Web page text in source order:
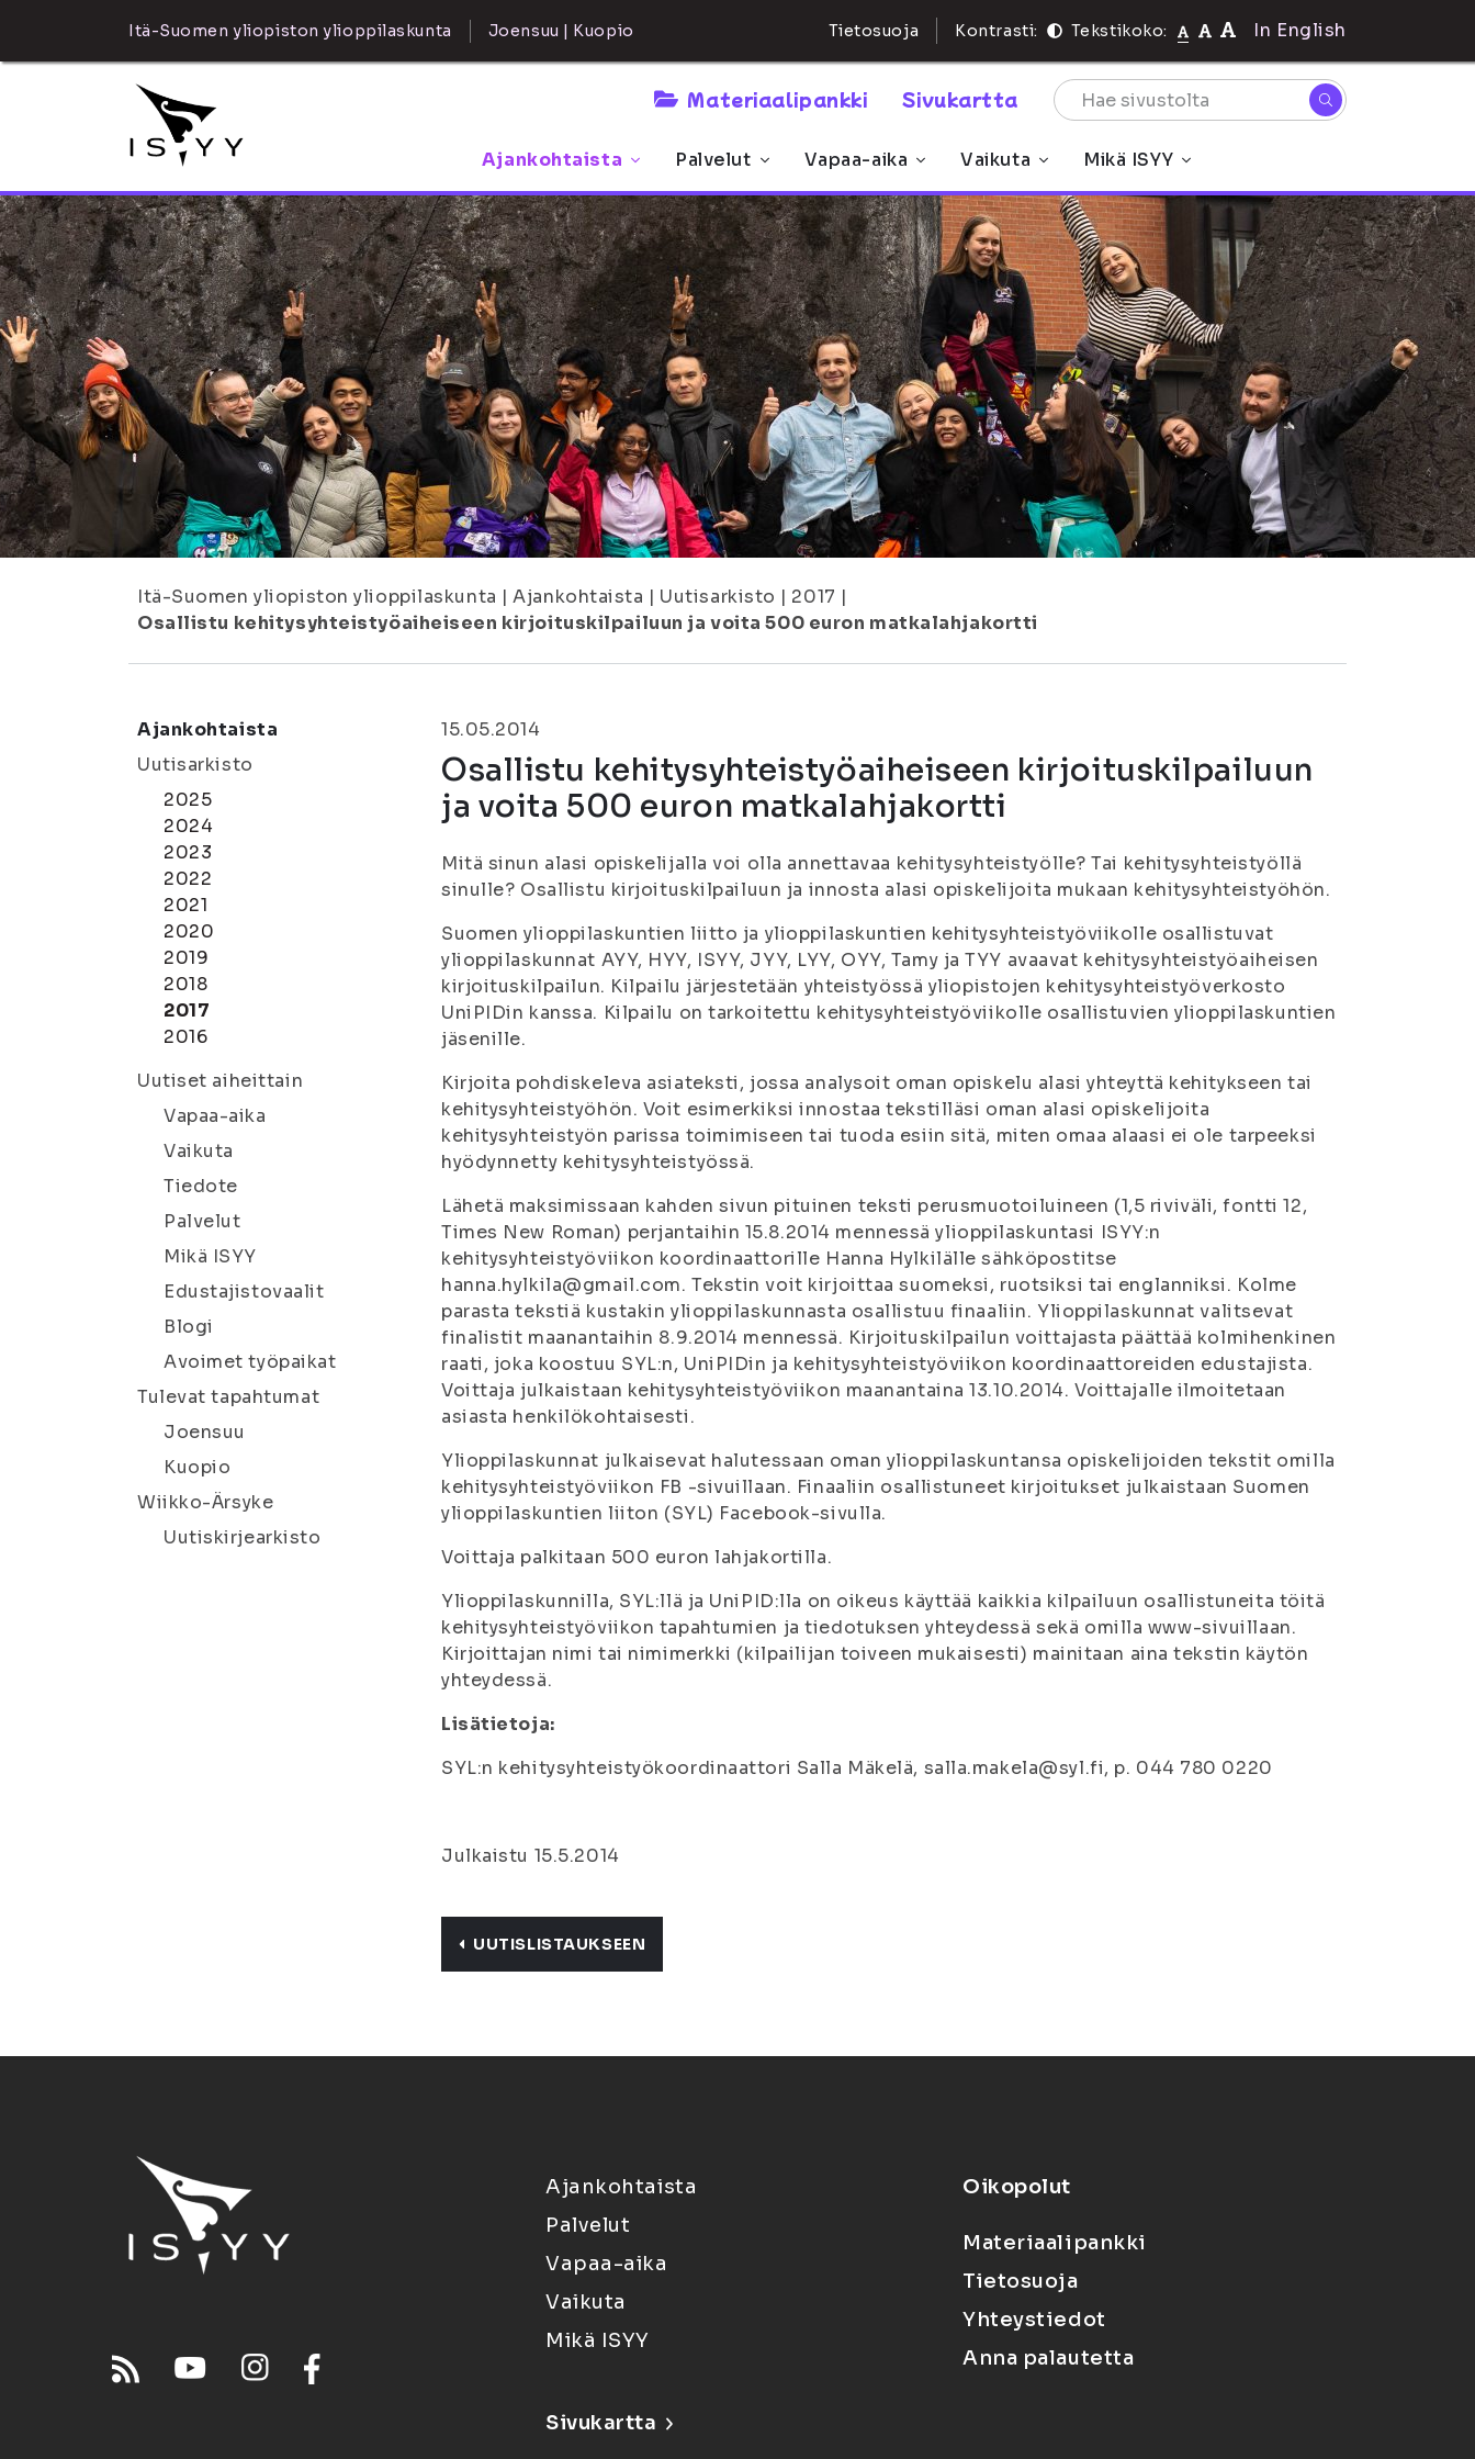
Itä-Suomen yliopiston ylioppilaskunta Joensuu | Kuopio Tietosuoja Kontrasti: Tekstikoko: In English
Materiaalipankki Sivukartta
Ajankohtaista Palvelut Vapaa-aika Vaikuta Mikä ISYY
Itä-Suomen yliopiston ylioppilaskunta | Ajankohtaista | Uutisarkisto | 2017 |
Osallistu kehitysyhteistyöaiheiseen kirjoituskilpailuun ja voita 500 euron matkalahjakortti
Ajankohtaista
Uutisarkisto
2025
2024
2023
2022
2021
2020
2019
2018
2017
2016
Uutiset aiheittain
Vapaa-aika
Vaikuta
Tiedote
Palvelut
Mikä ISYY
Edustajistovaalit
Blogi
Avoimet työpaikat
Tulevat tapahtumat
Joensuu
Kuopio
Wiikko-Ärsyke
Uutiskirjearkisto
15.05.2014
Osallistu kehitysyhteistyöaiheiseen kirjoituskilpailuun
ja voita 500 euron matkalahjakortti
Mitä sinun alasi opiskelijalla voi olla annettavaa kehitysyhteistyölle? Tai kehitysyhteistyöllä
sinulle? Osallistu kirjoituskilpailuun ja innosta alasi opiskelijoita mukaan kehitysyhteistyöhön.
Suomen ylioppilaskuntien liitto ja ylioppilaskuntien kehitysyhteistyöviikolle osallistuvat
ylioppilaskunnat AYY, HYY, ISYY, JYY, LYY, OYY, Tamy ja TYY avaavat kehitysyhteistyöaiheisen
kirjoituskilpailun. Kilpailu järjestetään yhteistyössä yliopistojen kehitysyhteistyöverkosto
UniPIDin kanssa. Kilpailu on tarkoitettu kehitysyhteistyöviikolle osallistuvien ylioppilaskuntien
jäsenille.
Kirjoita pohdiskeleva asiateksti, jossa analysoit oman opiskelu alasi yhteyttä kehitykseen tai
kehitysyhteistyöhön. Voit esimerkiksi innostaa tekstilläsi oman alasi opiskelijoita
kehitysyhteistyön parissa toimimiseen tai tuoda esiin sitä, miten omaa alaasi ei ole tarpeeksi
hyödynnetty kehitysyhteistyössä.
Lähetä maksimissaan kahden sivun pituinen teksti perusmuotoiluineen (1,5 riviväli, fontti 12,
Times New Roman) perjantaihin 15.8.2014 mennessä ylioppilaskuntasi ISYY:n
kehitysyhteistyöviikon koordinaattorille Hanna Hylkilälle sähköpostitse
hanna.hylkila@gmail.com. Tekstin voit kirjoittaa suomeksi, ruotsiksi tai englanniksi. Kolme
parasta tekstiä kustakin ylioppilaskunnasta osallistuu finaaliin. Ylioppilaskunnat valitsevat
finalistit maanantaihin 8.9.2014 mennessä. Kirjoituskilpailun voittajasta päättää kolmihenkinen
raati, joka koostuu SYL:n, UniPIDin ja kehitysyhteistyöviikon koordinaattoreiden edustajista.
Voittaja julkaistaan kehitysyhteistyöviikon maanantaina 13.10.2014. Voittajalle ilmoitetaan
asiasta henkilökohtaisesti.
Ylioppilaskunnat julkaisevat halutessaan oman ylioppilaskuntansa opiskelijoiden tekstit omilla
kehitysyhteistyöviikon FB -sivuillaan. Finaaliin osallistuneet kirjoitukset julkaistaan Suomen
ylioppilaskuntien liiton (SYL) Facebook-sivulla.
Voittaja palkitaan 500 euron lahjakortilla.
Ylioppilaskunnilla, SYL:llä ja UniPID:lla on oikeus käyttää kaikkia kilpailuun osallistuneita töitä
kehitysyhteistyöviikon tapahtumien ja tiedotuksen yhteydessä sekä omilla www-sivuillaan.
Kirjoittajan nimi tai nimimerkki (kilpailijan toiveen mukaisesti) mainitaan aina tekstin käytön
yhteydessä.
Lisätietoja:
SYL:n kehitysyhteistyökoordinaattori Salla Mäkelä, salla.makela@syl.fi, p. 044 780 0220
Julkaistu 15.5.2014
UUTISLISTAUKSEEN
Ajankohtaista
Palvelut
Vapaa-aika
Vaikuta
Mikä ISYY
Sivukartta
Oikopolut
Materiaalipankki
Tietosuoja
Yhteystiedot
Anna palautetta